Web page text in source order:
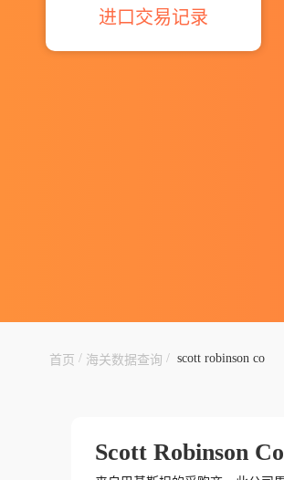
进口交易记录
首页 / 海关数据查询 / scott robinson co
Scott Robinson Co